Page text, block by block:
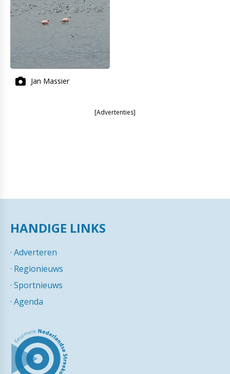
Jan Massier
[Advertenties]
HANDIGE LINKS
· Adverteren
· Regionieuws
· Sportnieuws
· Agenda